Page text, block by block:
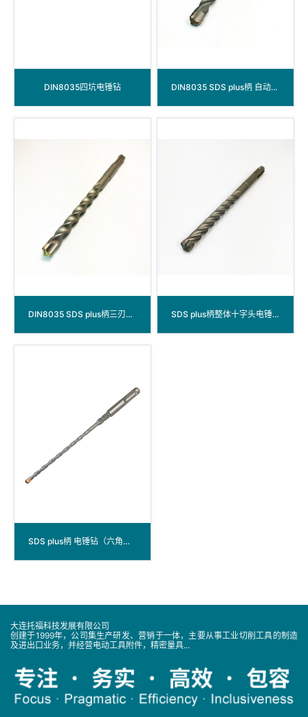
DIN8035四坑电锤钻 DIN8035 SDS plus柄 自动焊三刃电锤钻
DIN8035 SDS plus柄三刃电锤钻 SDS plus柄整体十字头电锤钻
SDS plus柄 电锤钻（六角杆）
大连托福科技发展有限公司
创建于1999年，公司集生产研发、营销于一体，主要从事工业切削工具的制造
及进出口业务，并经营电动工具附件，精密量具...